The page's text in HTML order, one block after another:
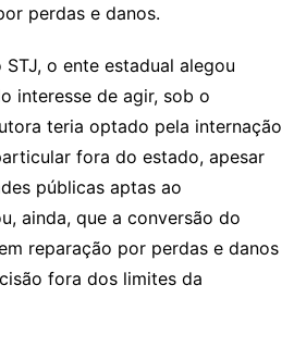
perdas e danos.
o ente estadual alegou
interesse de agir, sob o
teria optado pela internação
fora do estado, apesar
públicas aptas ao
ainda, que a conversão do
reparação por perdas e danos
fora dos limites da